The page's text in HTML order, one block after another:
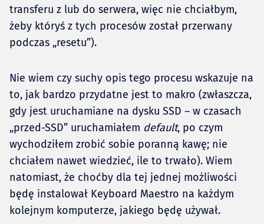
transferu z lub do serwera, więc nie chciałbym,
żeby któryś z tych procesów został przerwany
podczas „resetu”).
Nie wiem czy suchy opis tego procesu wskazuje na
to, jak bardzo przydatne jest to makro (zwłaszcza,
gdy jest uruchamiane na dysku SSD – w czasach
„przed-SSD” uruchamiałem default, po czym
wychodziłem zrobić sobie poranną kawę; nie
chciałem nawet wiedzieć, ile to trwało). Wiem
natomiast, że choćby dla tej jednej możliwości
będę instalował Keyboard Maestro na każdym
kolejnym komputerze, jakiego będę używał.